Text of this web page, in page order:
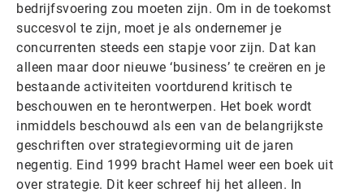
bedrijfsvoering zou moeten zijn. Om in de toekomst
succesvol te zijn, moet je als ondernemer je
concurrenten steeds een stapje voor zijn. Dat kan
alleen maar door nieuwe ‘business’ te creëren en je
bestaande activiteiten voortdurend kritisch te
beschouwen en te herontwerpen. Het boek wordt
inmiddels beschouwd als een van de belangrijkste
geschriften over strategievorming uit de jaren
negentig. Eind 1999 bracht Hamel weer een boek uit
over strategie. Dit keer schreef hij het alleen. In